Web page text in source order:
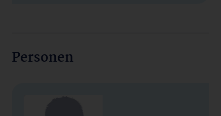
Personen